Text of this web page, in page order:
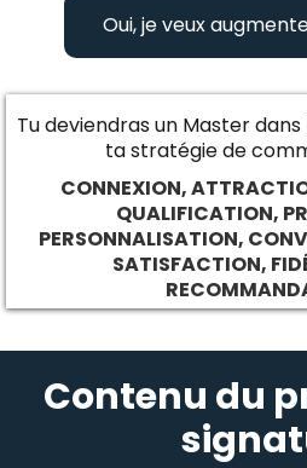
Oui, je veux
Tu deviendras un Master
ta stratégie de
CONNEXION,
QUALIFICATION,
PERSONNALISATION,
SATISFACTION,
Contenu du